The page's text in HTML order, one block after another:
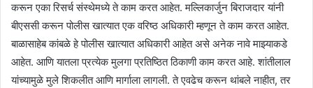
करून एका रिसर्च संस्थेमध्ये ते काम करत आहेत. मल्लिकार्जुन बिराजदार यांनी
बीएससी करून पोलीस खात्यात एक वरिष्ठ अधिकारी म्हणून ते काम करत आहेत.
बाळासाहेब कांबळे हे पोलीस खात्यात अधिकारी आहेत असे अनेक नावे माझ्याकडे
आहेत. आणि यातला प्रत्येक मुलगा प्रतिष्ठित ठिकाणी काम करत आहे. शांतीलाल
यांच्यामुळे मुले शिकलीत आणि मार्गाला लागली. ते एवढेच करून थांबले नाहीत, तर